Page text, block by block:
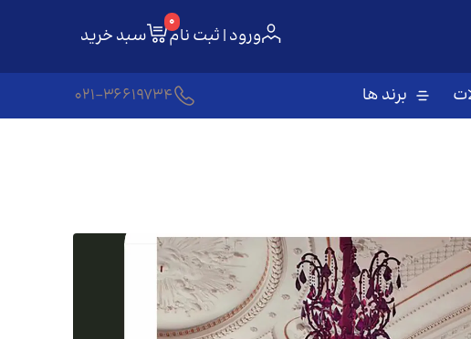
ورود | ثبت نام
0
سبد خرید
برند ها
021-36619734